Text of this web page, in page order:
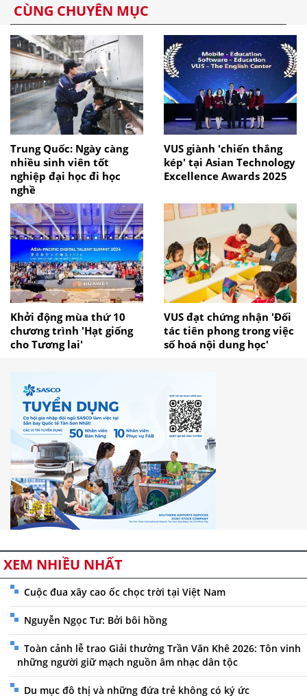
CÙNG CHUYÊN MỤC
Trung Quốc: Ngày càng
nhiều sinh viên tốt
nghiệp đại học đi học
nghề
VUS giành 'chiến thắng
kép' tại Asian Technology
Excellence Awards 2025
Khởi động mùa thứ 10
chương trình 'Hạt giống
cho Tương lai'
VUS đạt chứng nhận 'Đối
tác tiên phong trong việc
số hoá nội dung học'
XEM NHIỀU NHẤT
Cuộc đua xây cao ốc chọc trời tại Việt Nam
Nguyễn Ngọc Tư: Bởi bôi hồng
Toàn cảnh lễ trao Giải thưởng Trần Văn Khê 2026: Tôn vinh
những người giữ mạch nguồn âm nhạc dân tộc
Du mục đô thị và những đứa trẻ không có ký ức